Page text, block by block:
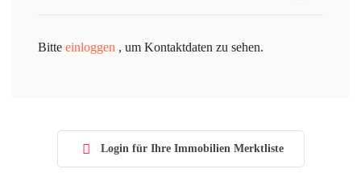
Bitte einloggen , um Kontaktdaten zu sehen.
Login für Ihre Immobilien Merktliste